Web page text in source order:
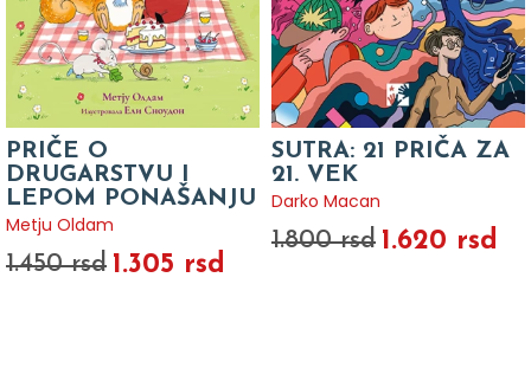
PRIČE O
DRUGARSTVU I
LEPOM PONAŠANJU
Metju Oldam
1.450 rsd 1.305 rsd
SUTRA: 21 PRIČA ZA
21. VEK
Darko Macan
1.800 rsd 1.620 rsd